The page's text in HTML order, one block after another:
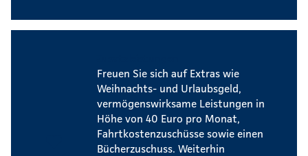
Freuen Sie sich auf Extras wie
Weihnachts- und Urlaubsgeld,
vermögenswirksame Leistungen in
Höhe von 40 Euro pro Monat,
Fahrtkostenzuschüsse sowie einen
Bücherzuschuss. Weiterhin